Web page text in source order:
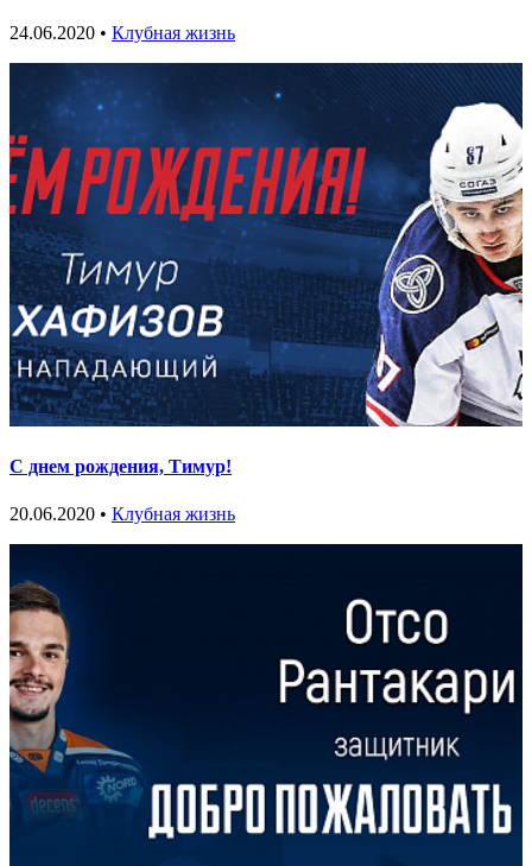
24.06.2020 • Клубная жизнь
С днем рождения, Тимур!
20.06.2020 • Клубная жизнь